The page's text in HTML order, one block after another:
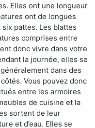
Elles ont une longueur
ont de longues
pattes. Les blattes
comprises entre
donc vivre dans votre
la journée, elles se
dans des
Vous pouvez donc
entre les armoires
de cuisine et la
sortent de leur
et d’eau. Elles se